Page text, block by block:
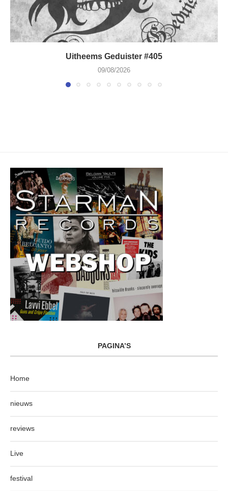
Uitheems Geduister #405
09/08/2026
PAGINA’S
Home
nieuws
reviews
Live
festival